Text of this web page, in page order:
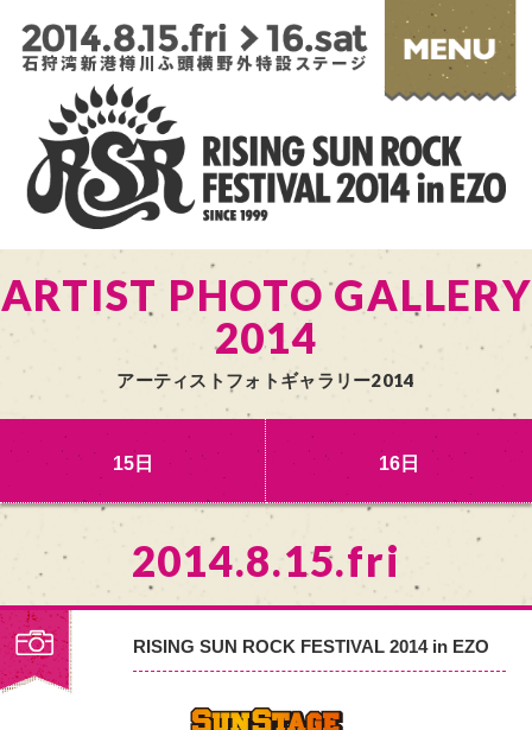
ARTIST PHOTO GALLERY
2014
アーティストフォトギャラリー2014
15日 16日
2014.8.15.fri
RISING SUN ROCK FESTIVAL 2014 in EZO